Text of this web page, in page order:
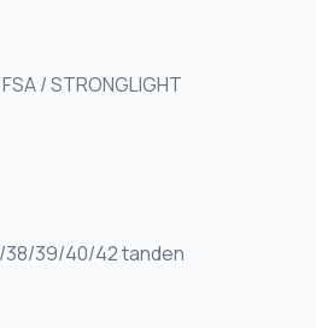
/ STRONGLIGHT
39/40/42 tanden